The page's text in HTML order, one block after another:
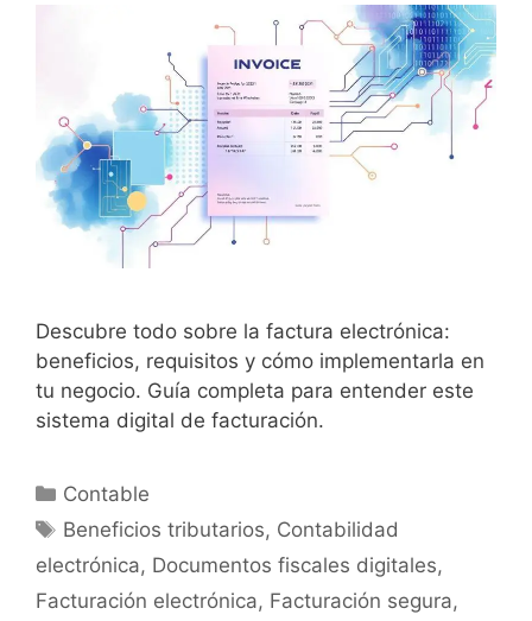
Descubre todo sobre la factura electrónica:
beneficios, requisitos y cómo implementarla en
tu negocio. Guía completa para entender este
sistema digital de facturación.
Categorías
Contable
Etiquetas
Beneficios tributarios, Contabilidad
electrónica, Documentos fiscales digitales,
Facturación electrónica, Facturación segura,